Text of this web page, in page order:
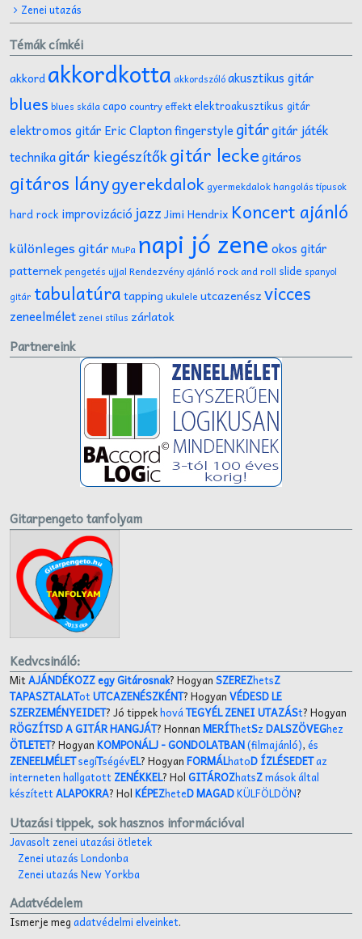
Zenei utazás
Témák címkéi
akkordakkordkotta akkordszólóakusztikus gitár
blues blues skálacapo country effektelektroakusztikus gitár
elektromos gitár Eric Claptonfingerstyle gitárgitár játék
technikagitár kiegészítőkgitár leckegitáros
gitáros lánygyerekdalokgyermekdalokhangolás típusok
hard rock improvizáció jazzJimi Hendrix Koncert ajánló
különleges gitár MuPa napi jó zene okos gitár
patternekpengetés ujjal Rendezvény ajánló rock and roll slide spanyol
gitár tabulatúratapping ukulele utcazenészvicces
zeneelmélet zenei stílus zárlatok
Partnereink
Gitarpengeto tanfolyam
Kedvcsináló:
MitAJÁNDÉKOZZ egy Gitárosnak? HogyanSZEREZhetsZ
TAPASZTALATotUTCAZENÉSZKÉNT? HogyanVÉDESD LE
SZERZEMÉNYEIDET? Jó tippekhováTEGYÉL ZENEI UTAZÁSt? Hogyan
RÖGZÍTSD A GITÁR HANGJÁT? HonnanMERÍThetSzDALSZÖVEGhez
ÖTLETET? HogyanKOMPONÁLJ- GONDOLATBAN(filmajánló),és
ZENEELMÉLETsegíTségévEL? HogyanFORMÁLhatoD ÍZLÉSEDETaz
interneten hallgatott ZENÉKKEL? HolGITÁROZhatsZmások által
készítettALAPOKRA? HolKÉPEZheteD MAGADKÜLFÖLDÖN?
Utazási tippek, sok hasznos információval
Javasolt zenei utazási ötletek
Zenei utazás Londonba
Zenei utazás New Yorkba
Adatvédelem
Ismerje megadatvédelmi elveinket.